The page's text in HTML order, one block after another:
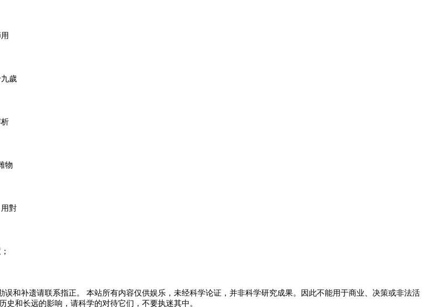
歲
物
對
和补遗请联系指正。 本站所有内容仅供娱乐，未经科学论证，并非科学研究成果。因此不能用于商业、决策或非法活
和长远的影响，请科学的对待它们，不要执迷其中。